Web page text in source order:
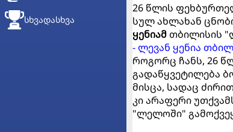
ᲡᲮᲕᲐᲓᲐᲡᲮᲕᲐ
26 წლის
სულ ახლახან
ყენიამთბილისის
- ლევან ყენია
როგორც ჩანს, 26
გადაწყვეტილება
მისცა, სადაც
კი არაფერი
"ლელოში"